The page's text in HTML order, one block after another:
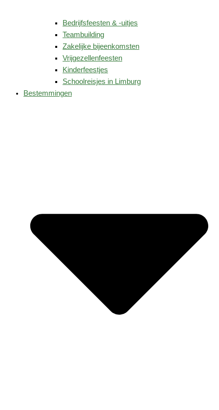
Bedrijfsfeesten & -uitjes
Teambuilding
Zakelijke bijeenkomsten
Vrijgezellenfeesten
Kinderfeestjes
Schoolreisjes in Limburg
Bestemmingen